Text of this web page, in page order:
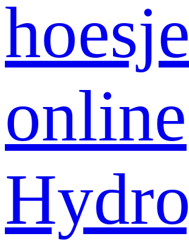
online